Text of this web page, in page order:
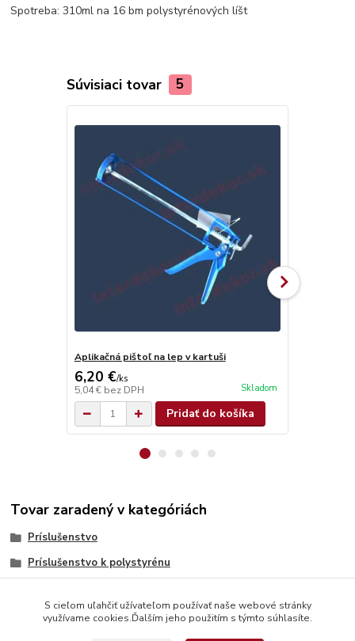
Spotreba: 310ml na 16 bm polystyrénových líšt
Súvisiaci tovar 5
Aplikačná pištoľ na lep v kartuši
6,20 €/ks
5,04 € bez DPH Skladom
Pridať do košíka
Tovar zaradený v kategóriách
Príslušenstvo
Príslušenstvo k polystyrénu
S cieľom uľahčiť užívateľom používať naše webové stránky
využívame cookies.Ďalším jeho použitím s týmto súhlasíte.